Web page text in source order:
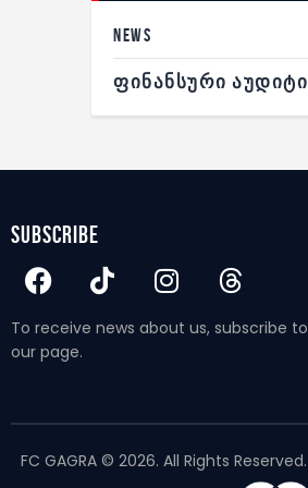
NEWS
ᲤᲘᲜᲐᲜᲡᲣᲠᲘ ᲐᲣᲓᲘᲢᲘ
subscribe
To receive news about us, subscribe to
our page.
FC GAGRA © 2026. All Rights Reserved.